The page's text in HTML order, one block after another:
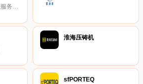
广州通达餐饮管理服务有限公司
淮海压铸机
sfPORTEQ